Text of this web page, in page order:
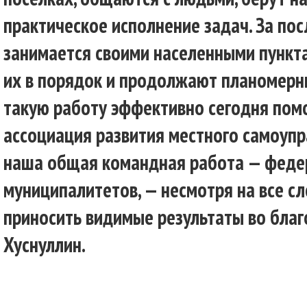
практическое исполнение задач. За
занимается своими населенными
их в порядок и продолжают
такую работу эффективно сегодня
ассоциация развития местного
наша общая командная работа —
муниципалитетов, — несмотря на все
приносить видимые результаты во
Хуснуллин.